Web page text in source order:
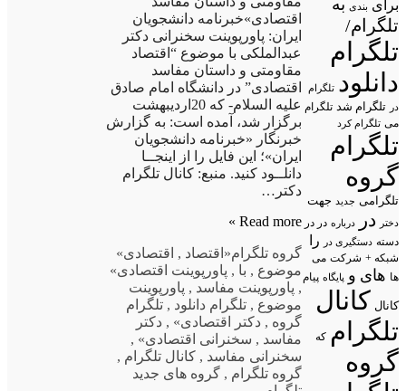
اقتصادی»خبرنامه دانشجویان
ایران: پاورپوینت سخنرانی دکتر
عبدالملکی با موضوع “اقتصاد
مقاومتی و داستان مفاسد
اقتصادی” در دانشگاه امام صادق
علیه السلام- که 20اردیبهشت
برگزار شد، آمده است: به گزارش
خبرنگار «خبرنامه دانشجویان
ایران»؛ این فایل را از اینجــا
دانلــود کنید. منبع: کانال تلگرام
دکتر…
Read more »
گروه تلگرام«اقتصاد , اقتصادی»
موضوع , با , پاورپوینت اقتصادی»
, پاورپوینت مفاسد , پاورپوینت
موضوع , تلگرام دانلود , تلگرام
گروه , دکتر اقتصادی» , دکتر
مفاسد , سخنرانی اقتصادی» ,
سخنرانی مفاسد , کانال تلگرام ,
گروه تلگرام , گروه های جدید
برای بندی به
تلگرام/
تلگرام
دانلود تلگرام
در تلگرام شد تلگرام
می تلگرام کرد
تلگرام
گروه
تلگرامی جدید جهت
دختر در درباره در در
دسته دستگیری در را
شبکه + شرکت می
ها های و پایگاه پیام
کانال کانال
تلگرام که
گروه